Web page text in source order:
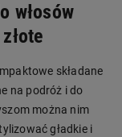
włosów
składane
na podróż i do
można nim
gładkie i